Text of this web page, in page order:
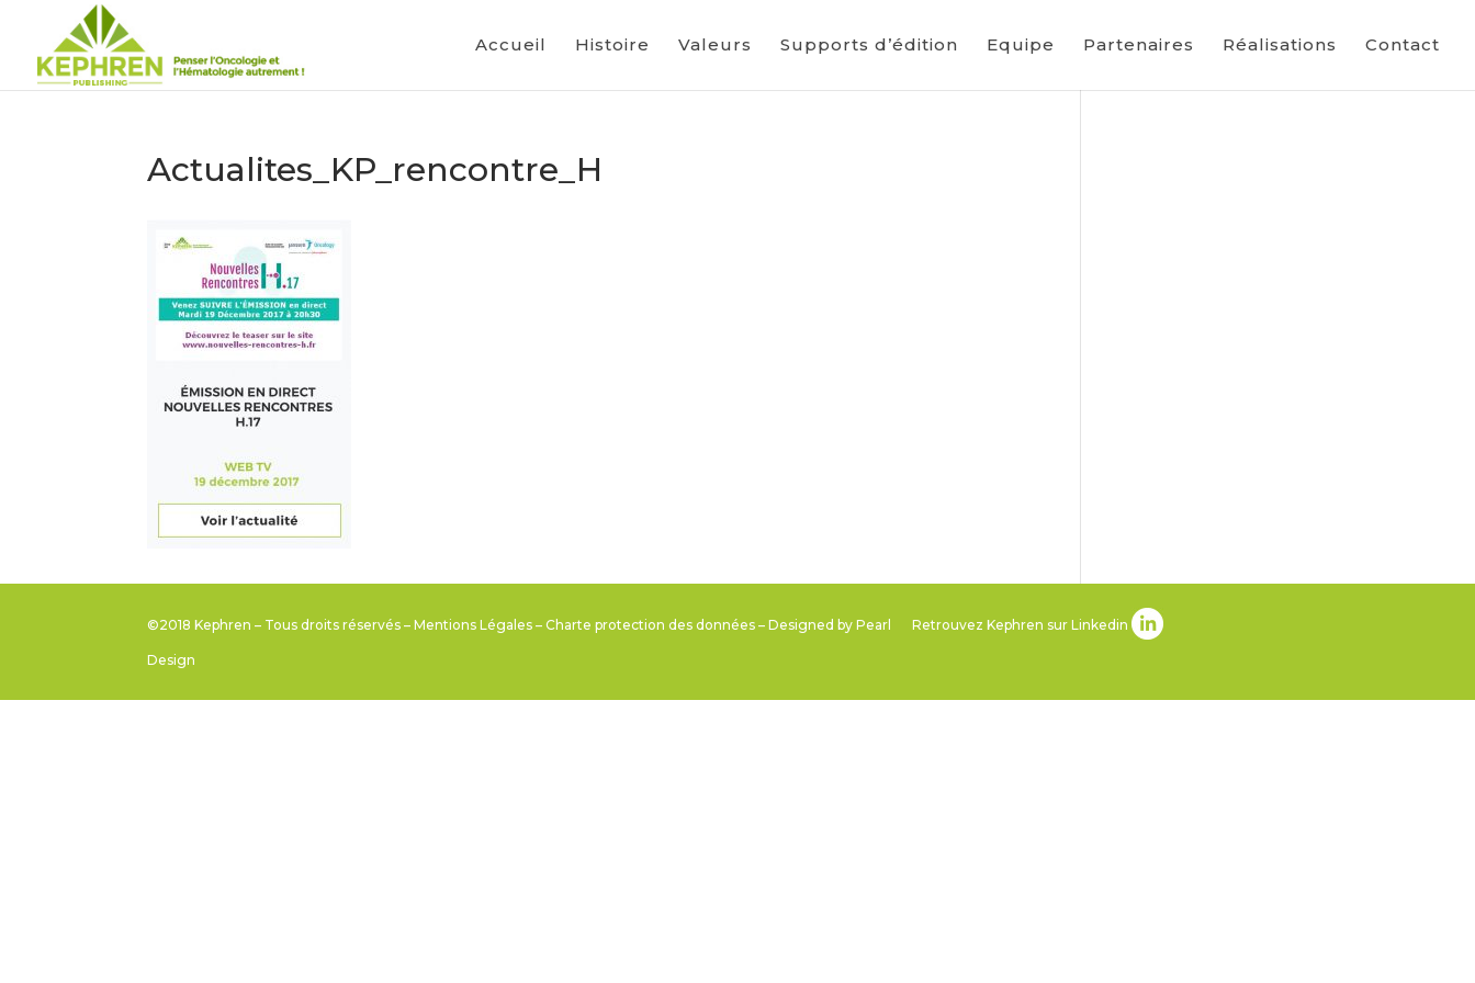
Accueil Histoire Valeurs Supports d’édition Equipe Partenaires Réalisations Contact
Actualites_KP_rencontre_H
©2018 Kephren – Tous droits réservés –Mentions Légales –Charte protection des données – Designed byPearl
Design
Retrouvez Kephren sur Linkedin